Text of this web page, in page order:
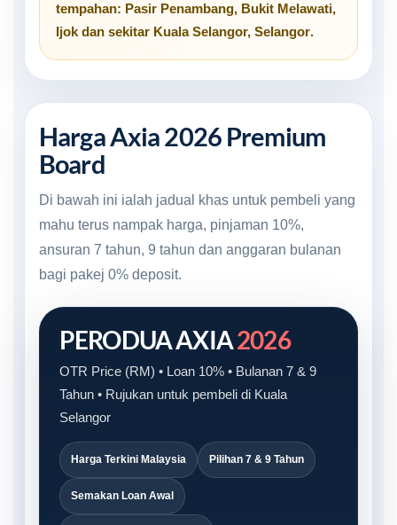
tempahan: Pasir Penambang, Bukit Melawati,
Ijok dan sekitar Kuala Selangor, Selangor.
Harga Axia 2026 Premium
Board
Di bawah ini ialah jadual khas untuk pembeli yang
mahu terus nampak harga, pinjaman 10%,
ansuran 7 tahun, 9 tahun dan anggaran bulanan
bagi pakej 0% deposit.
PERODUA AXIA2026
OTR Price (RM) • Loan 10% • Bulanan 7 & 9
Tahun • Rujukan untuk pembeli di Kuala
Selangor
Harga Terkini Malaysia Pilihan 7 & 9 Tahun
Semakan Loan Awal